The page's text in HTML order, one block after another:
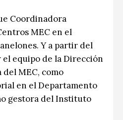
Coordinadora
MEC en el
Y a partir del
el equipo de la Dirección
MEC, como
en el Departamento
gestora del Instituto